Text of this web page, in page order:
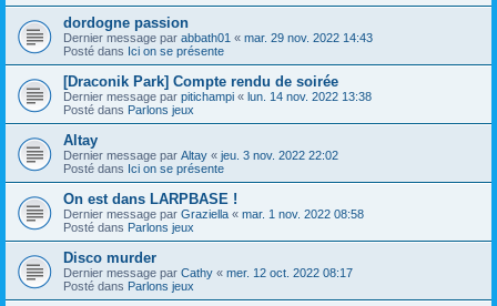
dordogne passion
Dernier message par abbath01 « mar. 29 nov. 2022 14:43
Posté dans Ici on se présente
[Draconik Park] Compte rendu de soirée
Dernier message par pitichampi « lun. 14 nov. 2022 13:38
Posté dans Parlons jeux
Altay
Dernier message par Altay « jeu. 3 nov. 2022 22:02
Posté dans Ici on se présente
On est dans LARPBASE !
Dernier message par Graziella « mar. 1 nov. 2022 08:58
Posté dans Parlons jeux
Disco murder
Dernier message par Cathy « mer. 12 oct. 2022 08:17
Posté dans Parlons jeux